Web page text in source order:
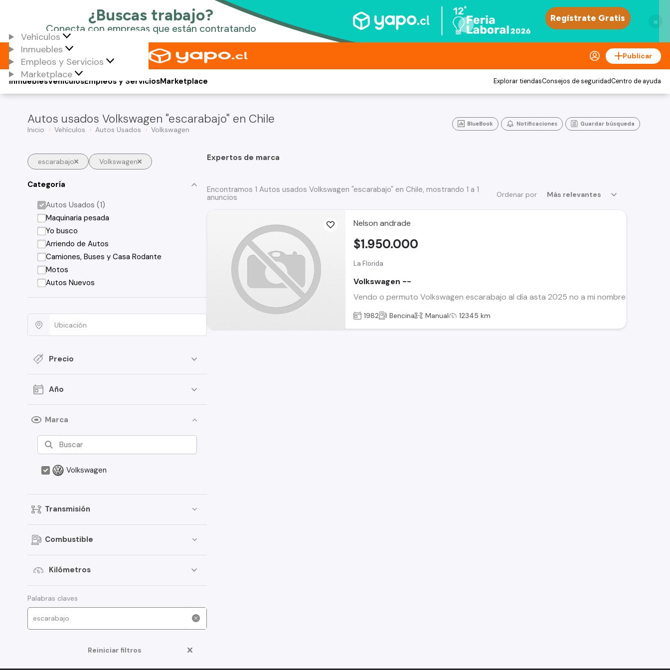
×
Vehículos
Inmuebles
Empleos y Servicios
Marketplace
Publicar
Vehículos
Inmuebles Empleos y ServiciosMarketplace Explorar tiendasConsejos de seguridadCentro de ayuda
Autos usados Volkswagen "escarabajo" en Chile
Inicio Vehículos Autos Usados Volkswagen
BlueBook Notificaciones Guardar búsqueda
escarabajo Volkswagen
Categoría
Autos Usados (1)
Maquinaria pesada
Yo busco
Arriendo de Autos
Camiones, Buses y Casa Rodante
Motos
Autos Nuevos
Precio
Año
Marca
Volkswagen
Transmisión
Combustible
Kilómetros
Palabras claves
Reiniciar filtros
Expertos de marca
Ordenar por Más relevantes
Encontramos 1 Autos usados Volkswagen "escarabajo" en Chile, mostrando 1 a 1
anuncios
Nelson andrade
La Florida
Volkswagen --
Vendo o permuto Volkswagen escarabajo al día asta 2025 no a mi nombre Lo
$1.950.000
1982 Bencina Manual 12345 km